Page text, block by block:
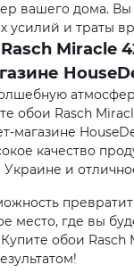
вашего дома.
усилий и траты
Miracle
обои Rasch
магазине
качество
Украине и
место, где вы
обои Rasch